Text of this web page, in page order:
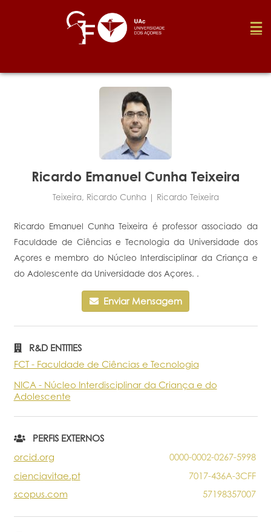
Foundation
Research
Portal do Investigador
Ricardo Emanuel Cunha Teixeira
Teixeira, Ricardo Cunha | Ricardo Teixeira
Ricardo Emanuel Cunha Teixeira é professor associado da
Faculdade de Ciências e Tecnologia da Universidade dos
Açores e membro do Núcleo Interdisciplinar da Criança e
do Adolescente da Universidade dos Açores. .
Enviar Mensagem
R&D ENTITIES
FCT - Faculdade de Ciências e Tecnologia
NICA - Núcleo Interdisciplinar da Criança e do
Adolescente
PERFIS EXTERNOS
orcid.org
0000-0002-0267-5998
cienciavitae.pt
7017-436A-3CFF
scopus.com
57198357007